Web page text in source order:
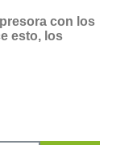
con los
esto, los